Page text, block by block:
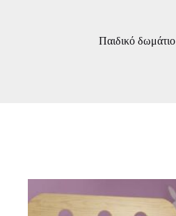
Παιδικό δωμάτιο